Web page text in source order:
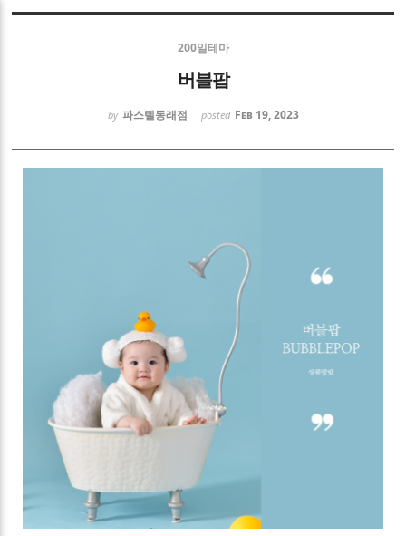
200일테마
버블팝
by 파스텔동래점 posted Feb 19, 2023
Sketchbook5, 스케치북5